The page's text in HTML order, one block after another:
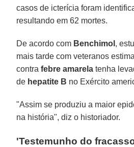
casos de icterícia foram
resultando em 62 mortes.
De acordo com Benchimol ,
mais tarde com veteranos
contra febre amarela tenha
de hepatite B no Exército
"Assim se produziu a maior
na história", diz o historiador.
'Testemunho do